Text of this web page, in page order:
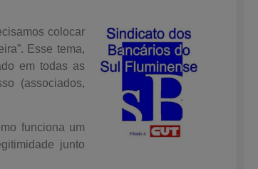
colocar
Esse tema,
em todas as
(associados,
funciona um
junto